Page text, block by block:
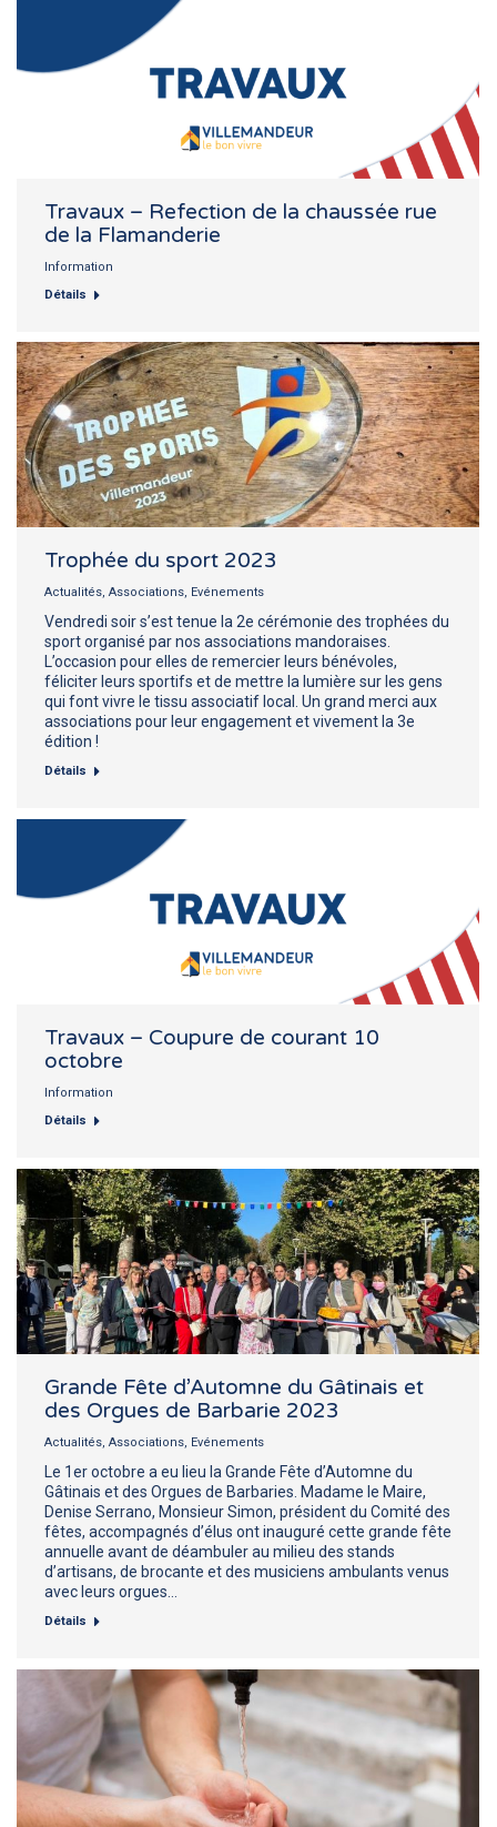
Travaux – Refection de la chaussée rue
de la Flamanderie
Information
Détails
Trophée du sport 2023
Actualités, Associations, Evénements
Vendredi soir s’est tenue la 2e cérémonie des trophées du
sport organisé par nos associations mandoraises.
L’occasion pour elles de remercier leurs bénévoles,
féliciter leurs sportifs et de mettre la lumière sur les gens
qui font vivre le tissu associatif local. Un grand merci aux
associations pour leur engagement et vivement la 3e
édition !
Détails
Travaux – Coupure de courant 10
octobre
Information
Détails
Grande Fête d’Automne du Gâtinais et
des Orgues de Barbarie 2023
Actualités, Associations, Evénements
Le 1er octobre a eu lieu la Grande Fête d’Automne du
Gâtinais et des Orgues de Barbaries. Madame le Maire,
Denise Serrano, Monsieur Simon, président du Comité des
fêtes, accompagnés d’élus ont inauguré cette grande fête
annuelle avant de déambuler au milieu des stands
d’artisans, de brocante et des musiciens ambulants venus
avec leurs orgues…
Détails